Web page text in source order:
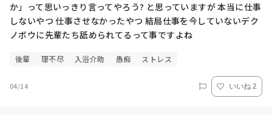
か」って思いっきり言ってやろう? と思っていますが 本当に仕事
しないやつ 仕事させなかったやつ 結局仕事を今していないデク
ノボウに先輩たち舐められてるって事ですよね
後輩 理不尽 入浴介助 愚痴 ストレス
04/14 いいね 2